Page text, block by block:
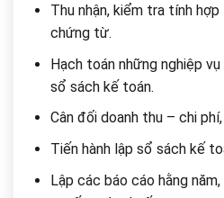
Thu nhận, kiểm tra tính
chứng từ.
Hạch toán những nghiệp
sổ sách kế toán.
Cân đối doanh thu – chi
Tiến hành lập sổ sách kế
Lập các báo cáo hằng